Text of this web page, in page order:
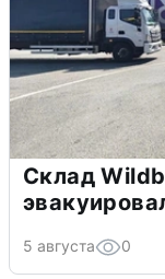
Склад
5 августа 0